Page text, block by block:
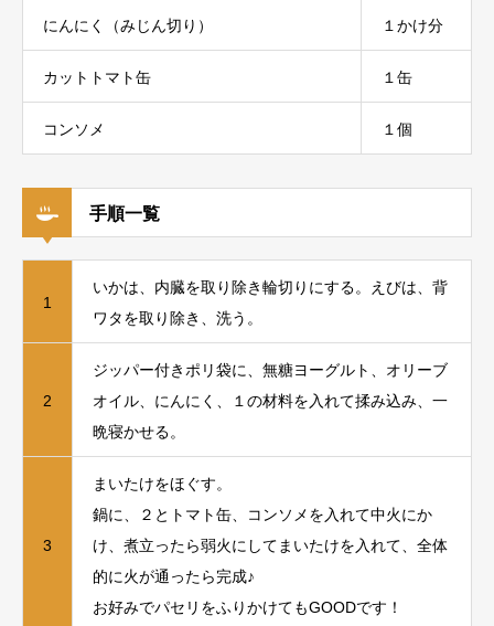
にんにく（みじん切り） １かけ分
カットトマト缶 １缶
コンソメ １個
手順一覧
1
いかは、内臓を取り除き輪切りにする。えびは、背
ワタを取り除き、洗う。
2
ジッパー付きポリ袋に、無糖ヨーグルト、オリーブ
オイル、にんにく、１の材料を入れて揉み込み、一
晩寝かせる。
3
まいたけをほぐす。
鍋に、２とトマト缶、コンソメを入れて中火にか
け、煮立ったら弱火にしてまいたけを入れて、全体
的に火が通ったら完成♪
お好みでパセリをふりかけてもGOODです！